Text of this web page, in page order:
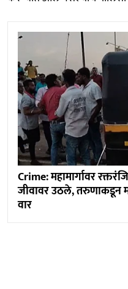
Crime: महामार्गावर
जीवावर उठले, तरुणाकडून
वार